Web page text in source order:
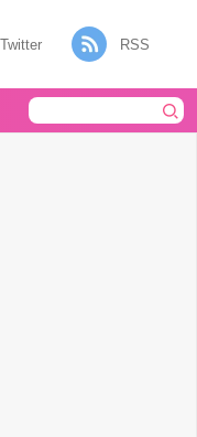
Twitter RSS